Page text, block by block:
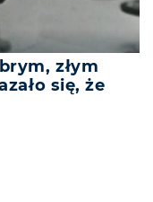
złym
się, że